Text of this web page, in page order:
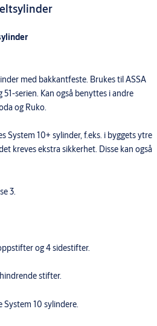
med bakkantfeste. Brukes til ASSA
serien. Kan også benyttes i andre
og Ruko.
System 10+ sylinder, f.eks. i byggets ytre
kreves ekstra sikkerhet. Disse kan også
3.
og 4 sidestifter.
stifter.
System 10 sylindere.